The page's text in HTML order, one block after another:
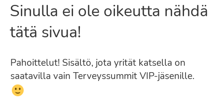
Sinulla ei ole oikeutta nähdä
tätä sivua!
Pahoittelut! Sisältö, jota yrität katsella on
saatavilla vain Terveyssummit VIP-jäsenille.